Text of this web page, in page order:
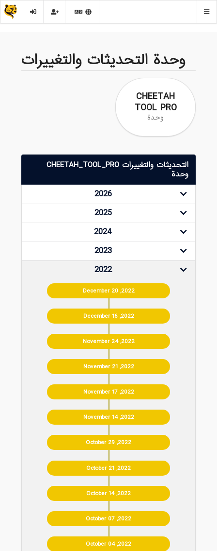
وحدة التحديثات والتغييرات
CHEETAH
TOOL PRO
وحدة
التحديثات والتغييرات CHEETAH_TOOL_PRO
وحدة
2026
2025
2024
2023
2022
December 20 ,2022
December 16 ,2022
November 24 ,2022
November 21 ,2022
November 17 ,2022
November 14 ,2022
October 29 ,2022
October 21 ,2022
October 14 ,2022
October 07 ,2022
October 04 ,2022